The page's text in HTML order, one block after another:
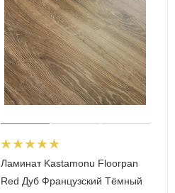
Ламинат Kastamonu Floorpan
Red Дуб Французский Тёмный